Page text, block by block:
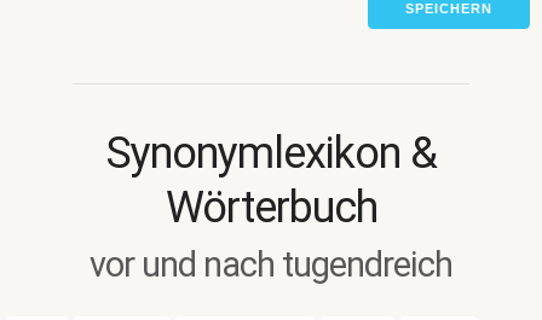
SPEICHERN
Synonymlexikon &
Wörterbuch
vor und nach tugendreich